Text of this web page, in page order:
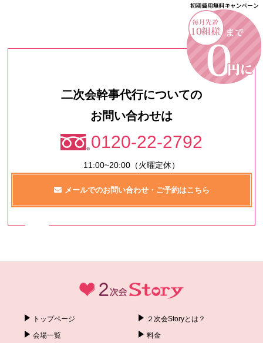
二次会幹事代行についての
お問い合わせは
0120-22-2792
11:00~20:00（火曜定休）
メールでのお問い合わせ・ご予約はこちら
トップページ ２次会Storyとは？
会場一覧 料金